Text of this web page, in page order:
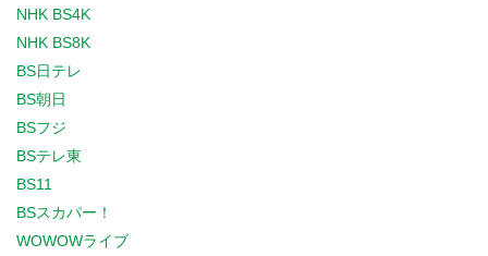
NHK BS4K
NHK BS8K
BS日テレ
BS朝日
BSフジ
BSテレ東
BS11
BSスカパー！
WOWOWライブ